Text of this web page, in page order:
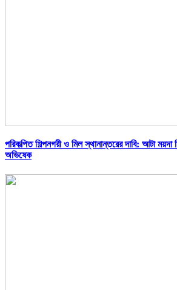
পরিকল্পিত শিল্পনগরী ও মিল স্থানান্তরের দাবি: আটা ময়দা
অভিষেক